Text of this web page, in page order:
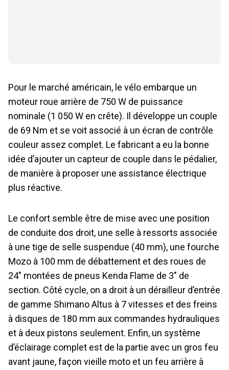
Pour le marché américain, le vélo embarque un
moteur roue arrière de 750 W de puissance
nominale (1 050 W en crête). Il développe un couple
de 69 Nm et se voit associé à un écran de contrôle
couleur assez complet. Le fabricant a eu la bonne
idée d’ajouter un capteur de couple dans le pédalier,
de manière à proposer une assistance électrique
plus réactive.
Le confort semble être de mise avec une position
de conduite dos droit, une selle à ressorts associée
à une tige de selle suspendue (40 mm), une fourche
Mozo à 100 mm de débattement et des roues de
24″ montées de pneus Kenda Flame de 3″ de
section. Côté cycle, on a droit à un dérailleur d’entrée
de gamme Shimano Altus à 7 vitesses et des freins
à disques de 180 mm aux commandes hydrauliques
et à deux pistons seulement. Enfin, un système
d’éclairage complet est de la partie avec un gros feu
avant jaune, façon vieille moto et un feu arrière à